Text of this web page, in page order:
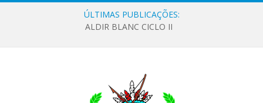
ÚLTIMAS PUBLICAÇÕES:
ALDIR BLANC CICLO II